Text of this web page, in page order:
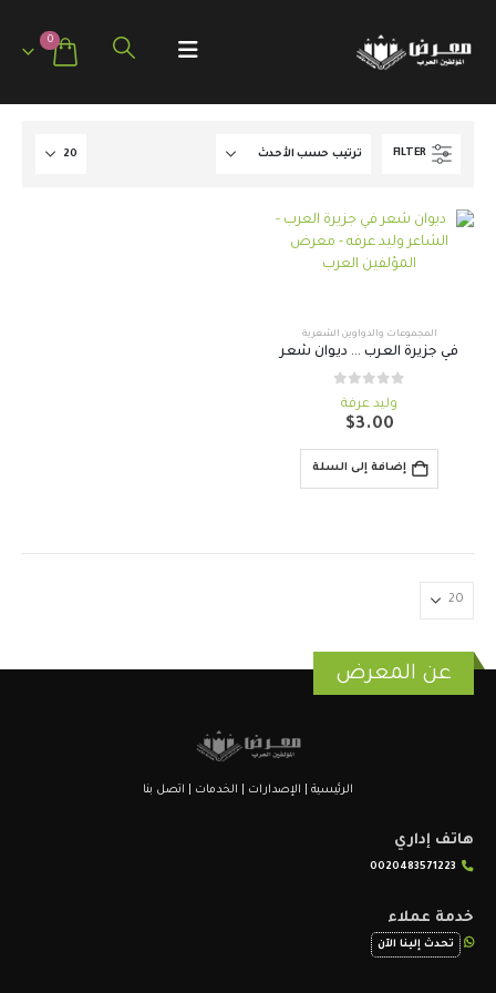
0
FILTER
المجموعات والدواوين الشعرية
في جزيرة العرب … ديوان شعر
وليد عرفة
$3.00
إضافة إلى السلة
عن المعرض
الرئيسية الإصدارات الخدمات اتصل بنا
هاتف إداري
0020483571223
خدمة عملاء
تحدث إلينا الآن